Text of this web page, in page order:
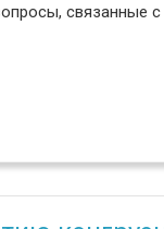
связанные